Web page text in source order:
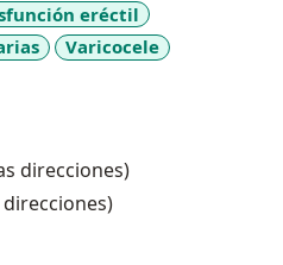
cirugía laparoscópica para
urológicos, cirugía
para litiasis. Tratamiento
de transmisión
urinaria y patologías
eréctil
Varicocele
direcciones)